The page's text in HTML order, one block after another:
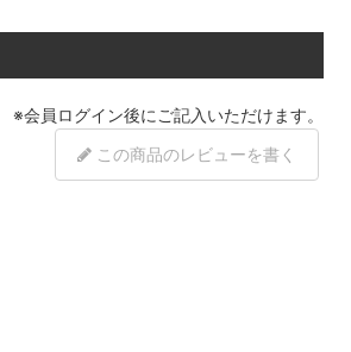
※会員ログイン後にご記入いただけます。
この商品のレビューを書く